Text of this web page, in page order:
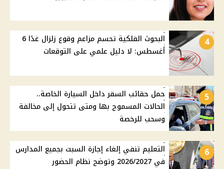
4
البحوث الفلكية تحسم مزاعم وقوع زلزال غدًا 6
أغسطس: لا دليل علمي على التوقعات
5
حمل حقائب السفر داخل السيارة الخاصة..
الحالات المسموح بها ومتى تتحول إلى مخالفة
وسحب للرخصة
6
التعليم تنفي إلغاء إجازة السبت بجميع المدارس
في 2026/2027 وتوضح نظام الحضور